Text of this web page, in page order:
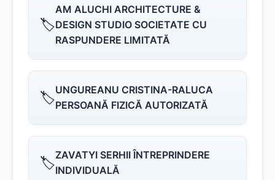
🏷️
AM ALUCHI ARCHITECTURE &
DESIGN STUDIO SOCIETATE CU
RASPUNDERE LIMITATĂ
🏷️UNGUREANU CRISTINA-RALUCA
PERSOANĂ FIZICĂ AUTORIZATĂ
🏷️ZAVATYI SERHII ÎNTREPRINDERE
INDIVIDUALĂ